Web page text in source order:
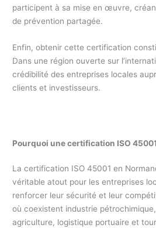
participent à sa mise en œuvre,
de prévention partagée.
Enfin, obtenir cette certification
Dans une région ouverte sur
crédibilité des entreprises locales
clients et investisseurs.
Pourquoi une certification ISO
La certification ISO 45001 en
véritable atout pour les entreprises
renforcer leur sécurité et leur
où coexistent industrie
agriculture, logistique portuaire et